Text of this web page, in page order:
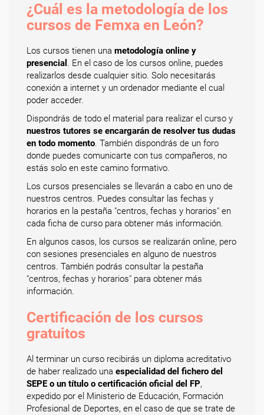
¿Cuál es la metodología de los
cursos de Femxa en León?
Los cursos tienen una metodología online y
presencial . En el caso de los cursos online, puedes
realizarlos desde cualquier sitio. Solo necesitarás
conexión a internet y un ordenador mediante el cual
poder acceder.
Dispondrás de todo el material para realizar el curso y
nuestros tutores se encargarán de resolver tus dudas
en todo momento. También dispondrás de un foro
donde puedes comunicarte con tus compañeros, no
estás solo en este camino formativo.
Los cursos presenciales se llevarán a cabo en uno de
nuestros centros. Puedes consultar las fechas y
horarios en la pestaña "centros, fechas y horarios" en
cada ficha de curso para obtener más información.
En algunos casos, los cursos se realizarán online, pero
con sesiones presenciales en alguno de nuestros
centros. También podrás consultar la pestaña
"centros, fechas y horarios" para obtener más
información.
Certificación de los cursos
gratuitos
Al terminar un curso recibirás un diploma acreditativo
de haber realizado una especialidad del fichero del
SEPE o un título o certificación oficial del FP,
expedido por el Ministerio de Educación, Formación
Profesional de Deportes, en el caso de que se trate de